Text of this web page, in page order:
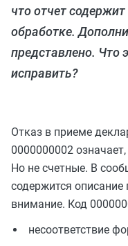
что отчет
обработке.
представлено. Что
исправить?
Отказ в приеме
0000000002
Но не счетные. В
содержится
внимание. Код
несоответствие